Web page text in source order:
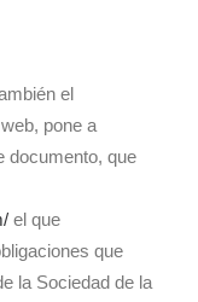
el
pone a
documento, que
el que
que
la Sociedad de la